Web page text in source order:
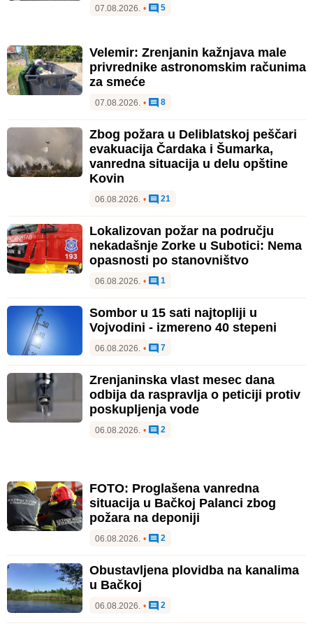
07.08.2026. • 5
Velemir: Zrenjanin kažnjava male
privrednike astronomskim računima
za smeće
07.08.2026. • 8
Zbog požara u Deliblatskoj peščari
evakuacija Čardaka i Šumarka,
vanredna situacija u delu opštine
Kovin
06.08.2026. • 21
Lokalizovan požar na području
nekadašnje Zorke u Subotici: Nema
opasnosti po stanovništvo
06.08.2026. • 1
Sombor u 15 sati najtopliji u
Vojvodini - izmereno 40 stepeni
06.08.2026. • 7
Zrenjaninska vlast mesec dana
odbija da raspravlja o peticiji protiv
poskupljenja vode
06.08.2026. • 2
FOTO: Proglašena vanredna
situacija u Bačkoj Palanci zbog
požara na deponiji
06.08.2026. • 2
Obustavljena plovidba na kanalima
u Bačkoj
06.08.2026. • 2